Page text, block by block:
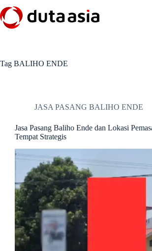
to
content
Tag BALIHO ENDE
JASA PASANG BALIHO ENDE
Jasa Pasang Baliho Ende dan Lokasi
Tempat Strategis